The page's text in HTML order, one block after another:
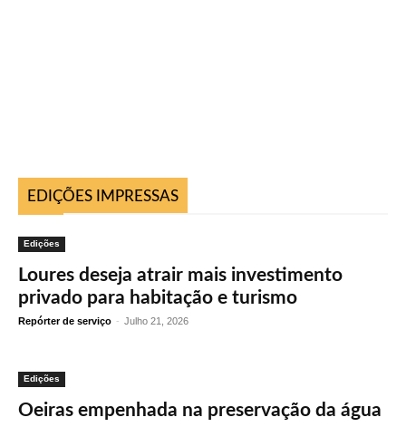
EDIÇÕES IMPRESSAS
Edições
Loures deseja atrair mais investimento
privado para habitação e turismo
Repórter de serviço - Julho 21, 2026
Edições
Oeiras empenhada na preservação da água